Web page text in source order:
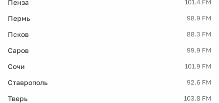
Пенза 101.4 FM
Пермь 98.9 FM
Псков 88.3 FM
Саров 99.9 FM
Сочи 101.9 FM
Ставрополь 92.6 FM
Тверь 103.8 FM